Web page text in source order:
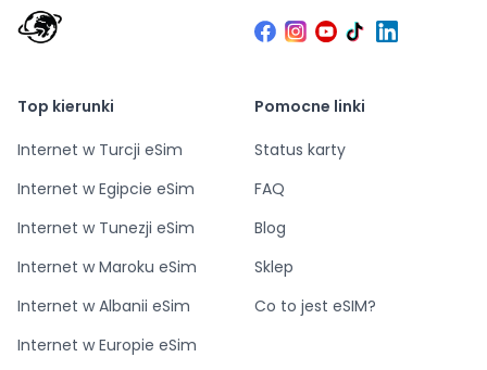
Top kierunki
Internet w Turcji eSim
Internet w Egipcie eSim
Internet w Tunezji eSim
Internet w Maroku eSim
Internet w Albanii eSim
Internet w Europie eSim
Pomocne linki
Status karty
FAQ
Blog
Sklep
Co to jest eSIM?